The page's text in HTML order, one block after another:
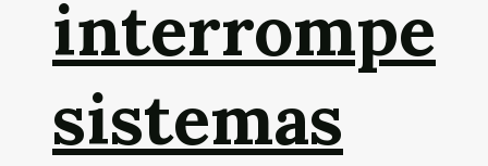
interrompe
sistemas